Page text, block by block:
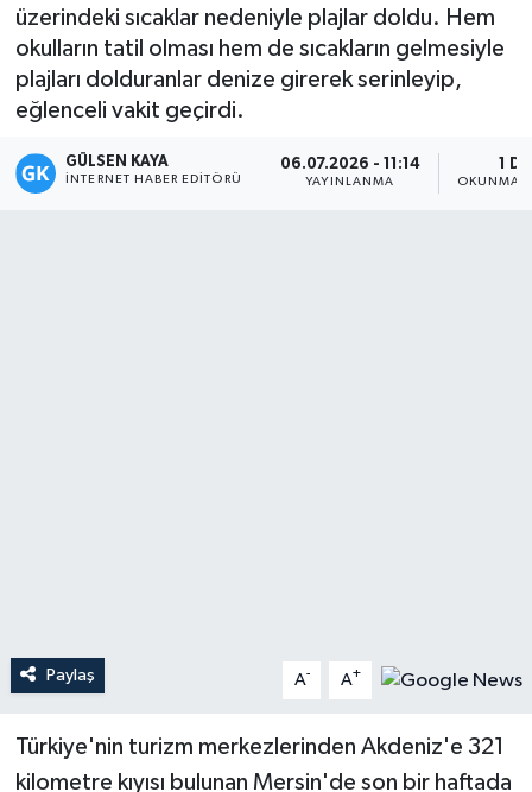
üzerindeki sıcaklar nedeniyle plajlar doldu. Hem
okulların tatil olması hem de sıcakların gelmesiyle
plajları dolduranlar denize girerek serinleyip,
eğlenceli vakit geçirdi.
GÜLSEN KAYA
İNTERNET HABER EDITÖRÜ
06.07.2026 - 11:14
YAYINLANMA
1 DK
OKUNMA
Paylaş A- A+
Türkiye'nin turizm merkezlerinden Akdeniz'e 321
kilometre kıyısı bulunan Mersin'de son bir haftada
Kültür - Sanat
Magazin
Yaşam